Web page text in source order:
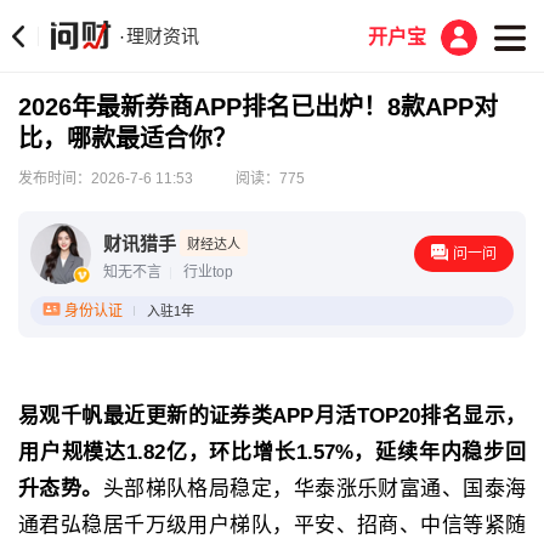
·理财资讯 开户宝
2026年最新券商APP排名已出炉！8款APP对
比，哪款最适合你？
发布时间：2026-7-6 11:53 阅读：775
‌财讯猎手 财经达人
知无不言 行业top
问一问
身份认证 入驻1年
易观千帆最近更新的证券类APP月活TOP20排名显示，
用户规模达1.82亿，环比增长1.57%，延续年内稳步回
升态势。 头部梯队格局稳定，华泰涨乐财富通、国泰海
通君弘稳居千万级用户梯队，平安、招商、中信等紧随